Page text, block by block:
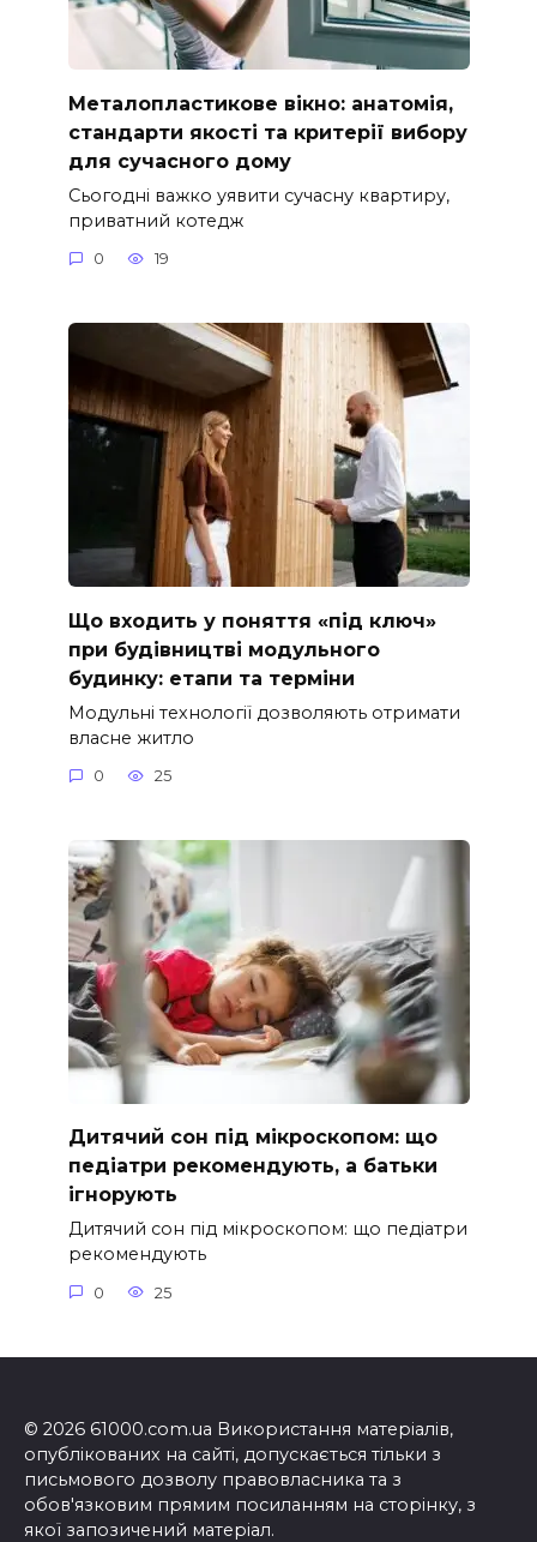
Металопластикове вікно: анатомія,
стандарти якості та критерії вибору
для сучасного дому
Сьогодні важко уявити сучасну квартиру,
приватний котедж
0 19
Що входить у поняття «під ключ»
при будівництві модульного
будинку: етапи та терміни
Модульні технології дозволяють отримати
власне житло
0 25
Дитячий сон під мікроскопом: що
педіатри рекомендують, а батьки
ігнорують
Дитячий сон під мікроскопом: що педіатри
рекомендують
0 25
© 2026 61000.com.ua Використання матеріалів,
опублікованих на сайті, допускається тільки з
письмового дозволу правовласника та з
обов'язковим прямим посиланням на сторінку, з
якої запозичений матеріал.